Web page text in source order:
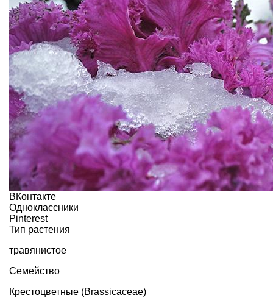
ВКонтакте
Одноклассники
Pinterest
Тип растения
травянистое
Семейство
Крестоцветные (Brassicaceae)